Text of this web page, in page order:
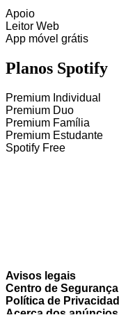
Apoio
Leitor Web
App móvel grátis
Planos Spotify
Premium Individual
Premium Duo
Premium Família
Premium Estudante
Spotify Free
Avisos legais
Centro de
Política de
Acerca dos anúncios